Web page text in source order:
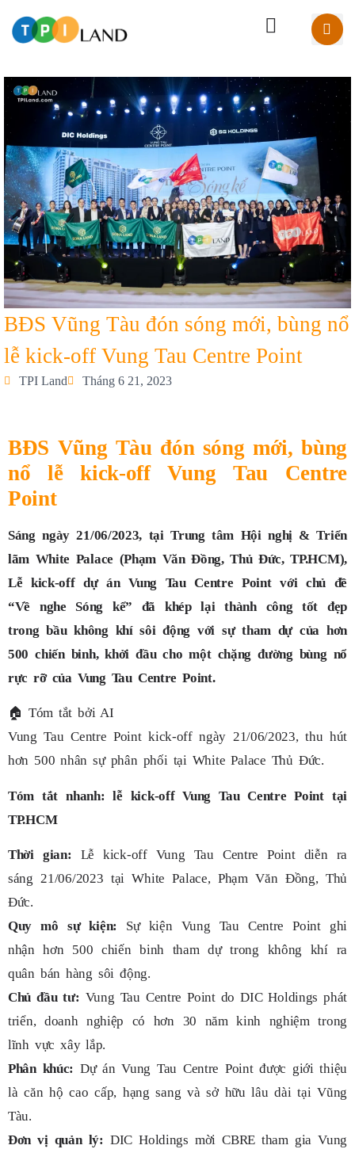
BĐS Vũng Tàu đón sóng mới, bùng nổ
lễ kick-off Vung Tau Centre Point
TPI Land Tháng 6 21, 2023
BĐS Vũng Tàu đón sóng mới, bùng
nổ lễ kick-off Vung Tau Centre
Point
Sáng ngày 21/06/2023, tại Trung tâm Hội nghị & Triển
lãm White Palace (Phạm Văn Đồng, Thủ Đức, TP.HCM),
Lễ kick-off dự án Vung Tau Centre Point với chủ đề
“Về nghe Sóng kể” đã khép lại thành công tốt đẹp
trong bầu không khí sôi động với sự tham dự của hơn
500 chiến binh, khởi đầu cho một chặng đường bùng nổ
rực rỡ của Vung Tau Centre Point.
🏠 Tóm tắt bởi AI
Vung Tau Centre Point kick-off ngày 21/06/2023, thu hút
hơn 500 nhân sự phân phối tại White Palace Thủ Đức.
Tóm tắt nhanh: lễ kick-off Vung Tau Centre Point tại
TP.HCM
Thời gian:
Lễ kick-off Vung Tau Centre Point diễn ra
sáng 21/06/2023 tại White Palace, Phạm Văn Đồng, Thủ
Đức.
Quy mô sự kiện:
Sự kiện Vung Tau Centre Point ghi
nhận hơn 500 chiến binh tham dự trong không khí ra
quân bán hàng sôi động.
Chủ đầu tư: Vung Tau Centre Point do DIC Holdings phát
triển, doanh nghiệp có hơn 30 năm kinh nghiệm trong
lĩnh vực xây lắp.
Phân khúc: Dự án Vung Tau Centre Point được giới thiệu
là căn hộ cao cấp, hạng sang và sở hữu lâu dài tại Vũng
Tàu.
Đơn vị quản lý: DIC Holdings mời CBRE tham gia Vung